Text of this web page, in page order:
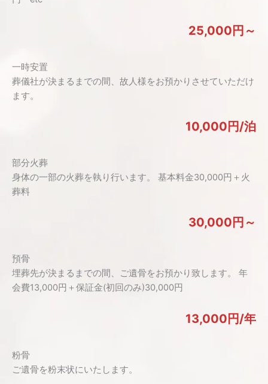
25,000円～
一時安置
葬儀社が決まるまでの間、故人様をお預かりさせていただけ
ます。
10,000円/泊
部分火葬
身体の一部の火葬を執り行います。 基本料金30,000円＋火
葬料
30,000円～
預骨
埋葬先が決まるまでの間、ご遺骨をお預かり致します。 年
会費13,000円＋保証金(初回のみ)30,000円
13,000円/年
粉骨
ご遺骨を粉末状にいたします。